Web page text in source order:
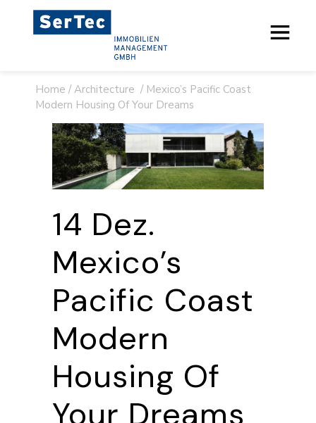
Home /Architecture / Mexico’s Pacific Coast
Modern Housing Of Your Dreams
14 Dez.
Mexico’s
Pacific Coast
Modern
Housing Of
Your Dreams